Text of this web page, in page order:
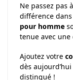
Ne passez pas
différence
pour homme
tenue avec
Ajoutez votre
dès
distingué !